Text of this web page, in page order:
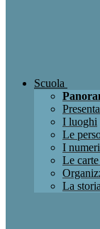
Scuola
I luoghi
Le
I
Le
La storia